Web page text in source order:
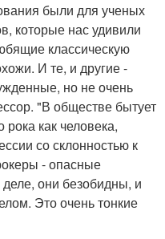
были для ученых
которые нас удивили
классическую
И те, и другие -
но не очень
"В обществе бытует
рока как человека,
со склонностью к
- опасные
они безобидны, и
Это очень тонкие